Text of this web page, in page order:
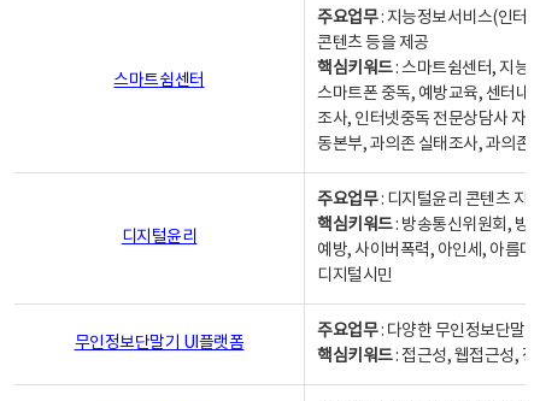
스마트쉼센터
주요업무: 지능정보서비스(인터
콘텐츠 등을 제공
핵심키워드: 스마트쉼센터, 지능
스마트폰 중독, 예방교육, 센터내
조사, 인터넷중독 전문상담사 자
동본부, 과의존 실태조사, 과의존
디지털윤리
주요업무: 디지털윤리 콘텐츠 지
핵심키워드: 방송통신위원회, 방
예방, 사이버폭력, 아인세, 아름
디지털시민
무인정보단말기 UI플랫폼
주요업무: 다양한 무인정보단말
핵심키워드: 접근성, 웹접근성,